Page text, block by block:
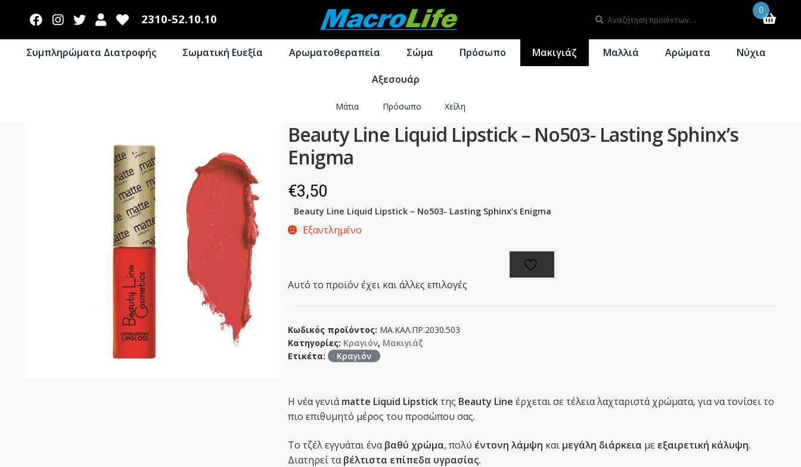
Απευθείας
μετάβαση
στην
Μετάβαση
σε
περιεχόμενο
2310-52.10.10
για:
0
Συμπληρώματα Διατροφής Σωματική Ευεξία Αρωματοθεραπεία Σώμα Πρόσωπο Μακιγιάζ
Μάτια Πρόσωπο Χείλη
Μαλλιά Αρώματα Νύχια
Αξεσουάρ
Beauty Line Liquid Lipstick – No503- Lasting Sphinx’s
Enigma
€3,50
Beauty Line Liquid Lipstick – No503- Lasting Sphinx’s Enigma
Εξαντλημένο
Αυτό το προϊόν έχει και άλλες επιλογές
Κωδικός προϊόντος: ΜΑ.ΚΑΛ.ΠΡ.2030.503
Κατηγορίες: Κραγιόν, Μακιγιάζ
Ετικέτα:
Κραγιόν
Η νέα γενιάmatte Liquid Lipstickτης Beauty Line έρχεται σε τέλεια λαχταριστά χρώματα, για να τονίσει το
πιο επιθυμητό μέρος του προσώπου σας.
Το τζέλ εγγυάται έναβαθύ χρώμα, πολύ έντονη λάμψη και μεγάλη διάρκεια με εξαιρετική κάλυψη.
Διατηρεί ταβέλτιστα επίπεδα υγρασίας.